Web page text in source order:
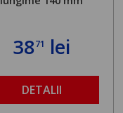
3871 lei
DETALII